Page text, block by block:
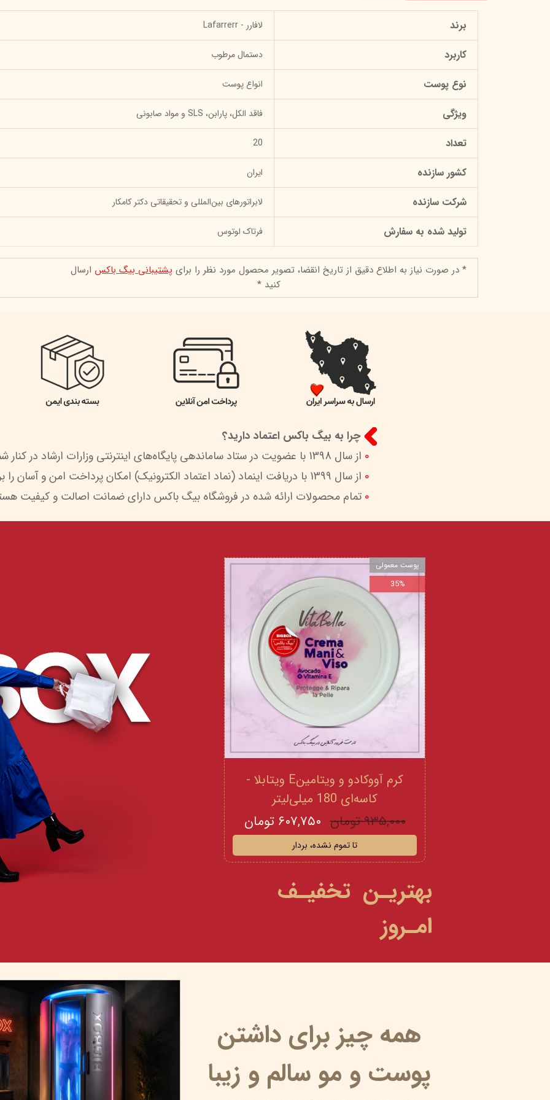
برند لافارر - Lafarrerr
کاربرد دستمال مرطوب
نوع پوست انواع پوست
ویژگی فاقد الکل، پارابن، SLS و مواد صابونی
تعداد 20
کشور سازنده ایران
شرکت سازنده لابراتورهای بین‌المللی و تحقیقاتی دکتر کامکار
تولید شده به سفارش فرتاک لوتوس
* در صورت نیاز به اطلاع دقیق از تاریخ انقضا، تصویر محصول مورد نظر را برای پشتیبانی بیگ باکس ارسال
کنید *
چرا به بیگ باکس اعتماد دارید؟
0 از سال 1398 با عضویت در ستاد ساماندهی پایگاه‌های اینترنتی وزارات ارشاد در کنار شما هستیم.
0 از سال 1399 با دریافت اینماد (نماد اعتماد الکترونیک) امکان پرداخت امن و آسان را برای شما فراهم کردیم.
0 تمام محصولات ارائه شده در فروشگاه بیگ باکس دارای ضمانت اصالت و کیفیت
بهتریـن تخفیـف
امـروز
کرم آووکادو و ویتامینE ویتابلا -
کاسه‌ای 180 میلی‌لیتر
۹۳۵,۰۰۰ تومان ۶۰۷,۷۵۰ تومان
تا تموم نشده، بردار
پوست معمولی
35%
همه چیز برای داشتن
پوست و مو سالم و زیبا